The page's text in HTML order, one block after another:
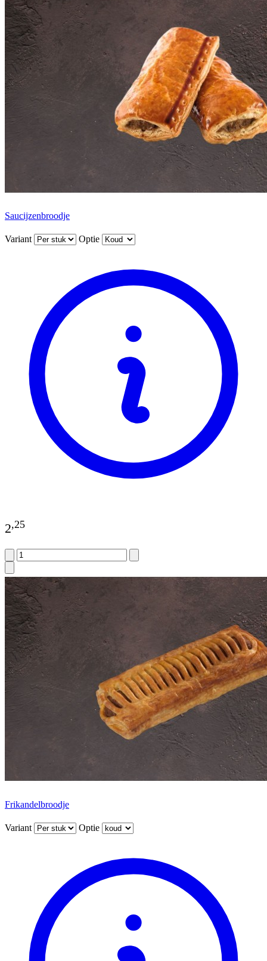
Saucijzenbroodje
Variant Optie
2,25
Frikandelbroodje
Variant Optie